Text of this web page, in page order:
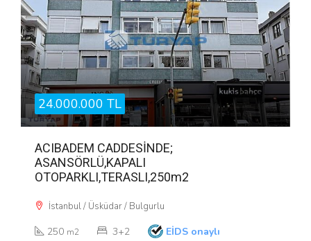
24.000.000 TL
ACIBADEM CADDESİNDE;
ASANSÖRLÜ,KAPALI
OTOPARKLI,TERASLI,250m2
İstanbul / Üsküdar / Bulgurlu
250 m2 3+2 EİDS onaylı